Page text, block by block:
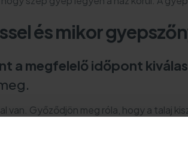
és mikor
a megfelelő időpont
Győződjön meg róla, hogy a talaj
van a legjobb idő a fűmagok
és a talaj nedves. Ne feledje,